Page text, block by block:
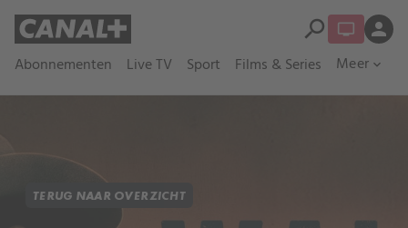
Abonnementen Live TV Sport Films & Series Meer expand_more
search person
TERUG NAAR OVERZICHT